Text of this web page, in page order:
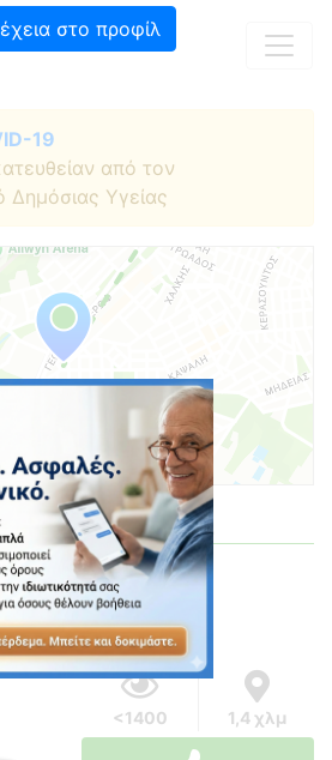
στο προφίλ
19
από τον
Δημόσιας Υγείας
<1400 1,4 χλμ